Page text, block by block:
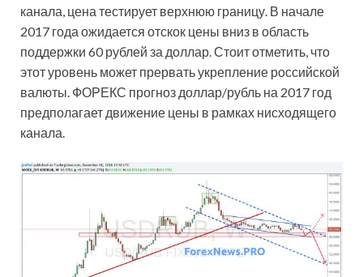
канала, цена тестирует верхнюю границу. В начале
2017 года ожидается отскок цены вниз в область
поддержки 60 рублей за доллар. Стоит отметить, что
этот уровень может прервать укрепление российской
валюты. ФОРЕКС прогноз доллар/рубль на 2017 год
предполагает движение цены в рамках нисходящего
канала.